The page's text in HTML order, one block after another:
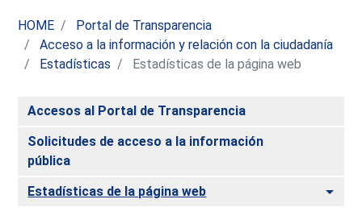
HOME
Portal de Transparencia
Acceso a la información y relación con la ciudadanía
Estadísticas
Estadísticas de la página web
Accesos al Portal de Transparencia
Solicitudes de acceso a la información
pública
Estadísticas de la página web